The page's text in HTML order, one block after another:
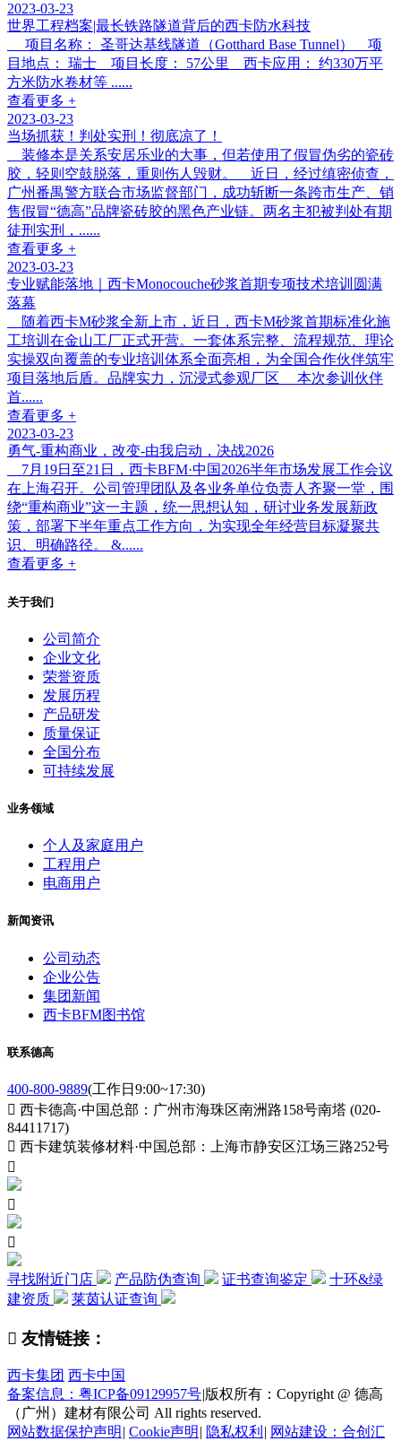
2023-03-23
世界工程档案|最长铁路隧道背后的西卡防水科技
项目名称： 圣哥达基线隧道（Gotthard Base Tunnel） 项
目地点： 瑞士 项目长度： 57公里 西卡应用： 约330万平
方米防水卷材等 ......
查看更多 +
2023-03-23
当场抓获！判处实刑！彻底凉了！
装修本是关系安居乐业的大事，但若使用了假冒伪劣的瓷砖
胶，轻则空鼓脱落，重则伤人毁财。 近日，经过缜密侦查，
广州番禺警方联合市场监督部门，成功斩断一条跨市生产、销
售假冒“德高”品牌瓷砖胶的黑色产业链。两名主犯被判处有期
徒刑实刑，......
查看更多 +
2023-03-23
专业赋能落地｜西卡Monocouche砂浆首期专项技术培训圆满
落幕
随着西卡M砂浆全新上市，近日，西卡M砂浆首期标准化施
工培训在金山工厂正式开营。一套体系完整、流程规范、理论
实操双向覆盖的专业培训体系全面亮相，为全国合作伙伴筑牢
项目落地后盾。品牌实力，沉浸式参观厂区 本次参训伙伴
首......
查看更多 +
2023-03-23
勇气-重构商业，改变-由我启动，决战2026
7月19日至21日，西卡BFM·中国2026半年市场发展工作会议
在上海召开。公司管理团队及各业务单位负责人齐聚一堂，围
绕“重构商业”这一主题，统一思想认知，研讨业务发展新政
策，部署下半年重点工作方向，为实现全年经营目标凝聚共
识、明确路径。 &......
查看更多 +
关于我们
公司简介
企业文化
荣誉资质
发展历程
产品研发
质量保证
全国分布
可持续发展
业务领域
个人及家庭用户
工程用户
电商用户
新闻资讯
公司动态
企业公告
集团新闻
西卡BFM图书馆
联系德高
400-800-9889(工作日9:00~17:30)
 西卡德高·中国总部：广州市海珠区南洲路158号南塔 (020-
84411717)
 西卡建筑装修材料·中国总部：上海市静安区江场三路252号



寻找附近门店 产品防伪查询 证书查询鉴定
十环&绿
建资质
莱茵认证查询
 友情链接：
西卡集团 西卡中国
备案信息：粤ICP备09129957号|版权所有：Copyright @ 德高
（广州）建材有限公司 All rights reserved.
网站数据保护声明 | Cookie声明 | 隐私权利 | 网站建设：合创汇